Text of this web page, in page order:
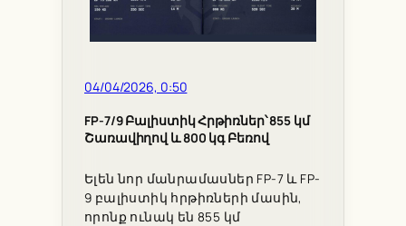
04/04/2026, 0:50
FP-7/9 Բալիստիկ Հրթիռներ՝ 855 կմ
Շառավիղով և 800 կգ Բեռով
Ելեն նոր մանրամասներ FP-7 և FP-
9 բալիստիկ հրթիռների մասին,
որոնք ունակ են 855 կմ